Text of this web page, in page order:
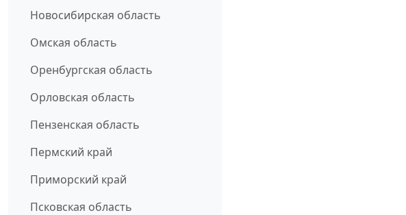
Новосибирская область
Омская область
Оренбургская область
Орловская область
Пензенская область
Пермский край
Приморский край
Псковская область